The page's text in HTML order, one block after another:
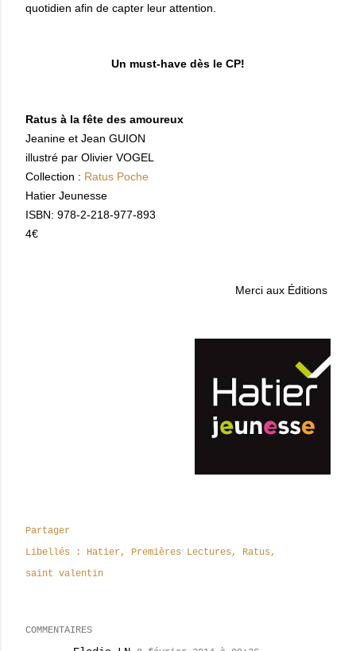
quotidien afin de capter leur attention.
Un must-have dès le CP!
Ratus à la fête des amoureux
Jeanine et Jean GUION
illustré par Olivier VOGEL
Collection : Ratus Poche
Hatier Jeunesse
ISBN: 978-2-218-977-893
4€
Merci aux Éditions
Partager
Libellés :
Hatier Premières Lectures
Ratus
saint valentin
COMMENTAIRES